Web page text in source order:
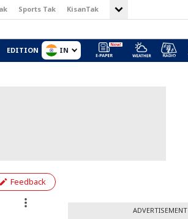
Sports Tak KisanTak
EDITION IN
Feedback
ADVERTISEMENT